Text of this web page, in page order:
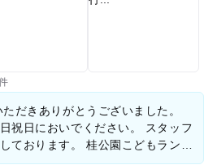
だきありがとうございました。
祝日においでください。 スタッフ
す。 桂公園こどもラン